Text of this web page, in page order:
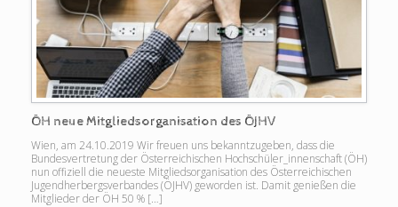
ÖH neue Mitgliedsorganisation des ÖJHV
Wien, am 24.10.2019 Wir freuen uns bekanntzugeben, dass die
Bundesvertretung der Österreichischen Hochschüler_innenschaft (ÖH)
nun offiziell die neueste Mitgliedsorganisation des Österreichischen
Jugendherbergsverbandes (ÖJHV) geworden ist. Damit genießen die
Mitglieder der ÖH 50 % […]